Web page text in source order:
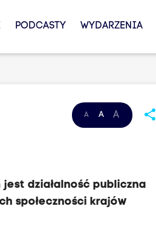
PODCASTY WYDARZENIA
A A A share
działalność publiczna
społeczności krajów